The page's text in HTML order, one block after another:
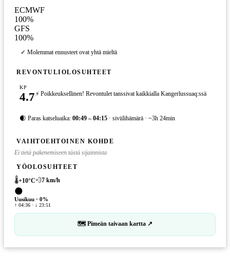
ECMWF
100%
GFS
100%
✓ Molemmat ennusteet ovat yhtä mieltä
REVONTULIOLOSUHTEET
KP
4.7 ⚡ Poikkeuksellinen! Revontulet tanssivat kaikkialla Kangerlussuaq:ssä
🌒 Paras katseluaika: 00:49 – 04:15 · siviilihämärä · ~3h 24min
VAIHTOEHTOINEN KOHDE
Ei tietä pakenemiseen tästä sijainnista
YÖOLOSUHTEET
🌡️+10°C💨7 km/h
🌑
Uusikuu · 0%
↑ 04:36 · ↓ 23:51
🗺 Pimeän taivaan kartta ↗